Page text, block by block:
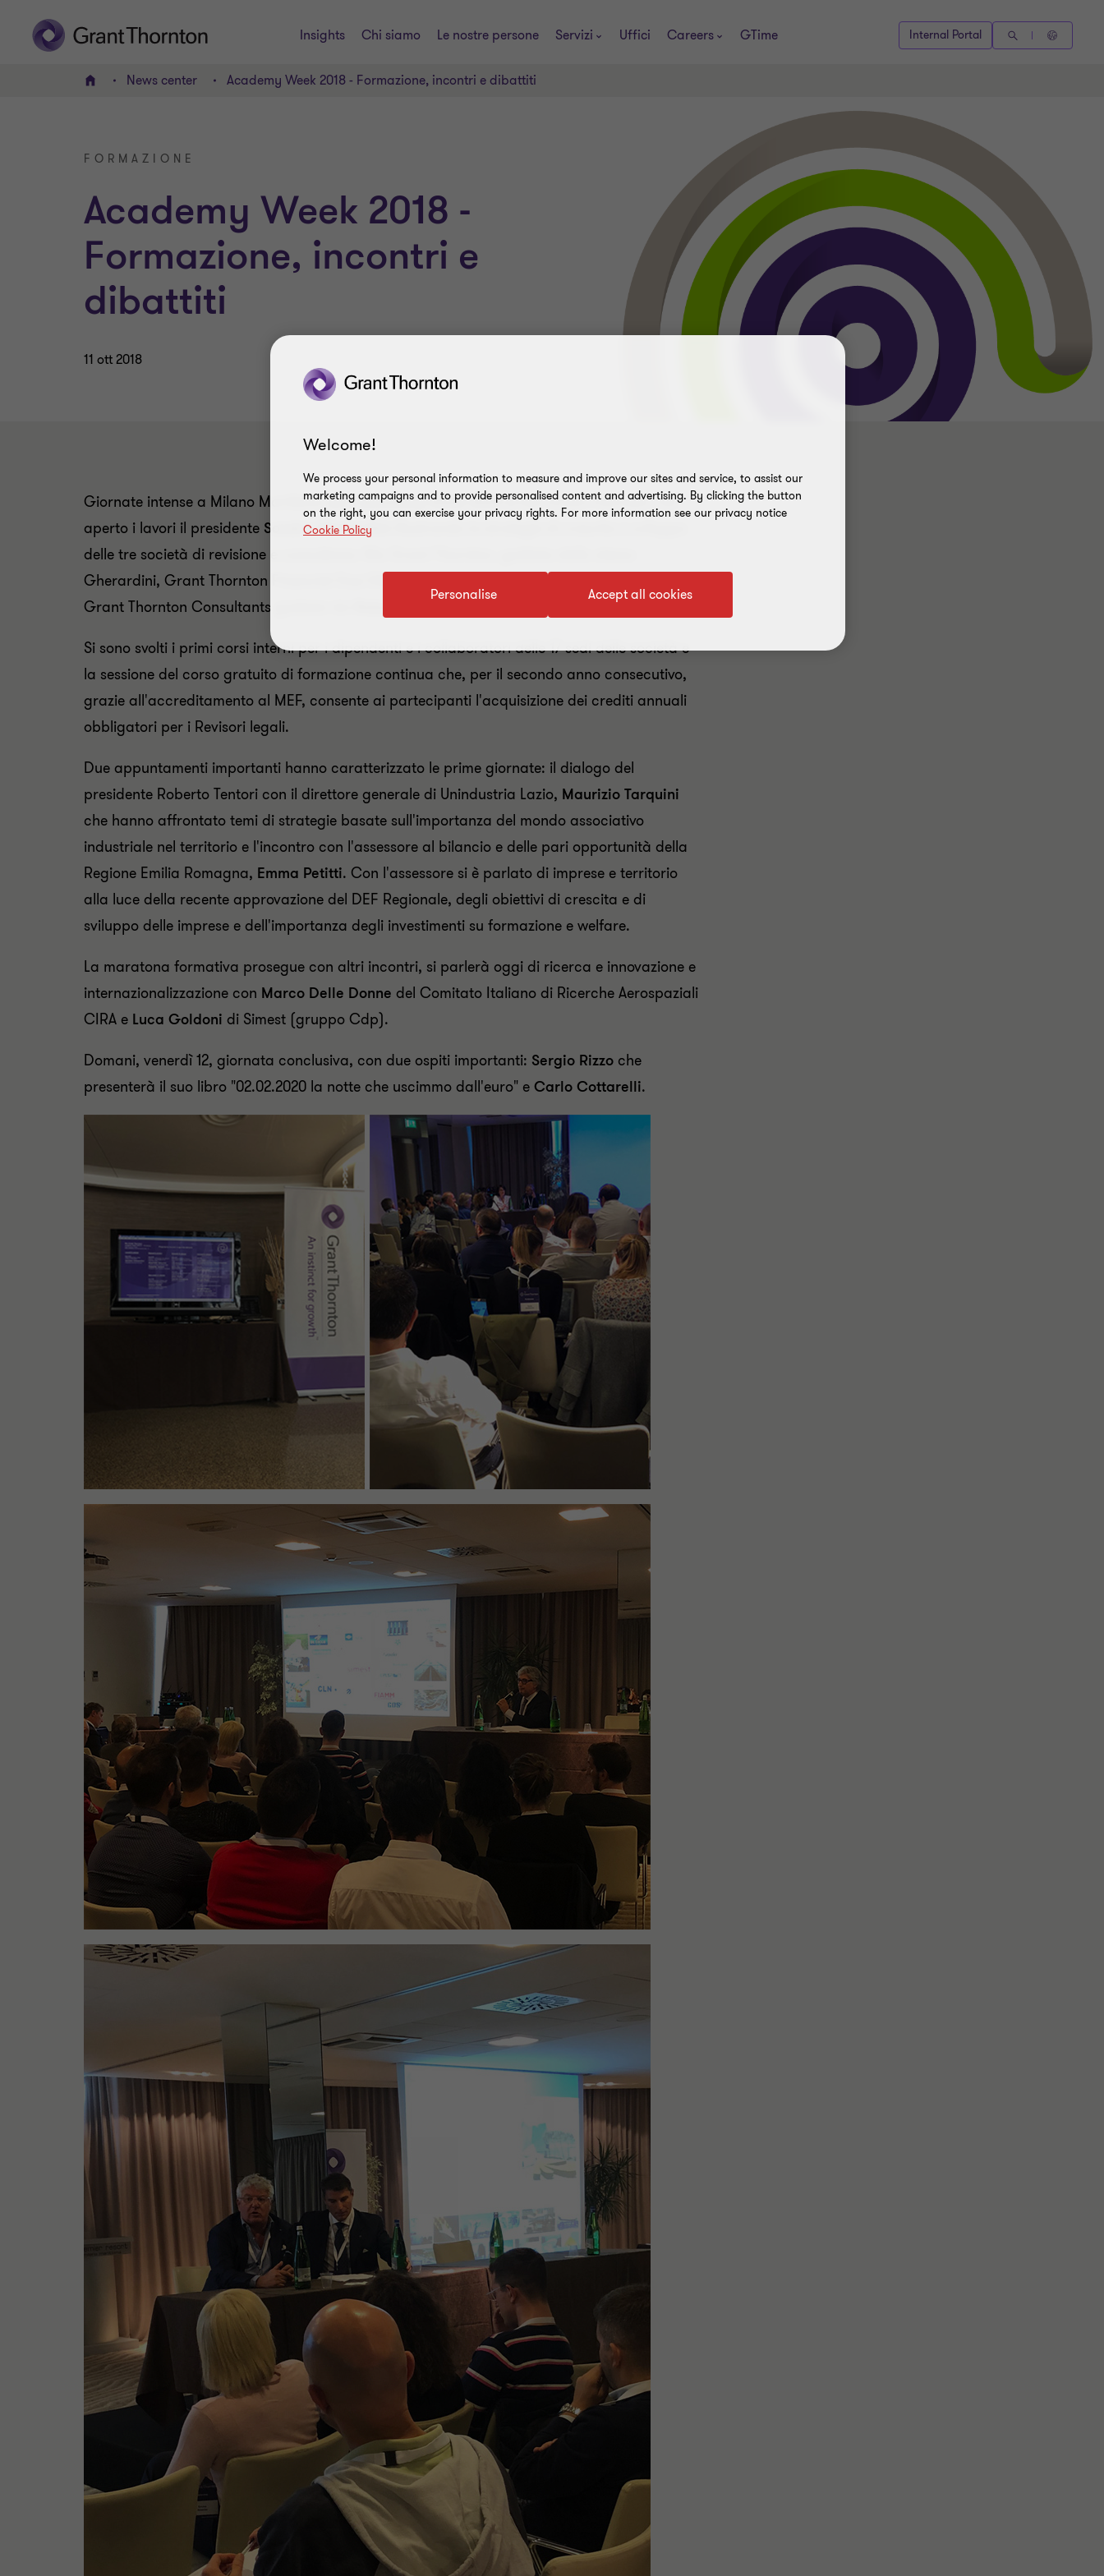
Insights Chi siamo Le nostre persone Servizi Uffici Careers GTime Internal Portal
HOME News center Academy Week 2018 - Formazione, incontri e dibattiti
FORMAZIONE
Academy Week 2018 -
Formazione, incontri e
dibattiti
11 ott 2018
Giornate intense a Milano Marittima per l'Academy Week 2018di Ria Grant Thornton. Ha
aperto i lavori il presidente Sandro Gherardini
delle tre società di revisione e consulenza: Ria Grant Thornton, guidata dallo stesso
Gherardini, Grant Thornton Financial Due Diligence, guidata da
Giancarlo Pizzocaro
Grant Thornton Consultants guidata da
Si sono svolti i primi corsi interni per i dipendenti e i collaboratori delle 17 sedi delle società e
la sessione del corso gratuito di formazione continua che, per il secondo anno consecutivo,
grazie all'accreditamento al MEF, consente ai partecipanti l'acquisizione dei crediti annuali
obbligatori per i Revisori legali.
Due appuntamenti importanti hanno caratterizzato le prime giornate: il dialogo del
presidente Roberto Tentori con il direttore generale di Unindustria Lazio, Maurizio Tarquini
che hanno affrontato temi di strategie basate sull'importanza del mondo associativo
industriale nel territorio e l'incontro con l'assessore al bilancio e delle pari opportunità della
Regione Emilia Romagna, Emma Petitti. Con l'assessore si è parlato di imprese e territorio
alla luce della recente approvazione del DEF Regionale, degli obiettivi di crescita e di
sviluppo delle imprese e dell'importanza degli investimenti su formazione e welfare.
La maratona formativa prosegue con altri incontri, si parlerà oggi di ricerca e innovazione e
internazionalizzazione con Marco Delle Donne del Comitato Italiano di Ricerche Aerospaziali
CIRA e Luca Goldoni di Simest (gruppo Cdp).
Domani, venerdì 12, giornata conclusiva, con due ospiti importanti: Sergio Rizzo che
presenterà il suo libro "02.02.2020 la notte che uscimmo dall'euro" e Carlo Cottarelli.
Welcome!
We process your personal information to measure and improve our sites and service, to assist our
marketing campaigns and to provide personalised content and advertising. By clicking the button
on the right, you can exercise your privacy rights. For more information see our privacy notice
Cookie Policy
Accept all cookies
Personalise